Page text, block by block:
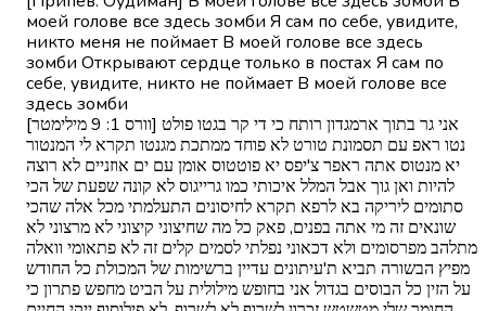
моей голове все здесь зомби Я сам по себе, увидите,
никто меня не поймает В моей голове все здесь
зомби Открывают сердце только в постах Я сам по
себе, увидите, никто не поймает В моей голове все
здесь зомби
[וורס 1: 9 מילימטר] אני גר בתוך ארמגדון רותח כי די קר בגטו פולט
נטו ראפ עם תסמונת טורט לא פוחד ממתכת מגנטו תקרא לי המנטור
יא מנטוס אתה ראפר צ'יפס יא פוטטוס אומן עם ים אוזניים לא רוצה
להיות ואן גוך אבל המלל איכותי כמו גרייגוס לא קונה שפעת של הכי
סתומים ליריקה בא לרפא תקרא לחיסונים התעלמתי מכל אלה שהכי
שונאים זה מי אתה בפנים, פאק כל מה שחיצוני קיצוני לא מרצוני לא
מתלהב מפרסומים ולא דכאוני נפלתי לסמים קלים זה לא פתאומי וואלה
מפיץ הבשורה תביא ת'עיתונים עדיין ברשימות של המכולת כל החודש
על הזין כל הבוסים בגדול אני בחופש מילולית על הביט מחפש פתרון כי